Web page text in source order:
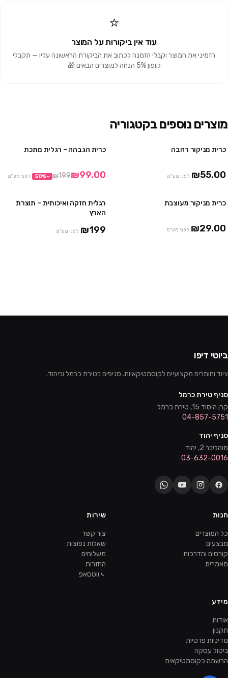
⭐
עוד אין ביקורות על המוצר
הזמיני את המוצר וקבלי הזמנה לכתוב את הביקורת הראשונה עליו — תקבלי
קופון 5% הנחה למוצרים הבאים 🎁
מוצרים נוספים בקטגוריה
כרית מניקור רחבה
₪55.00 לפני מע"מ
כרית הגבהה – רגלית מתכת
₪99.00
₪199
−
50% לפני מע"מ
כרית מניקור מעוצבת
₪29.00 לפני מע"מ
רגלית חזקה ואיכותית – תוצרת
הארץ
₪199 לפני מע"מ
ביוטי דיפו
ציוד וחומרים מקצועיים לקוסמטיקאיות. סניפים בטירת כרמל וביהוד.
סניף טירת כרמל
קרן היסוד 15, טירת כרמל
04-857-5751
סניף יהוד
מוהליבר 2, יהוד
03-632-0016
חנות
כל המוצרים
מבצעים
קורסים והדרכות
מאמרים
שירות
צור קשר
שאלות נפוצות
משלוחים
החזרות
ווטסאפ
מידע
אודות
תקנון
מדיניות פרטיות
ביטול עסקה
הרשמה כקוסמטיקאית